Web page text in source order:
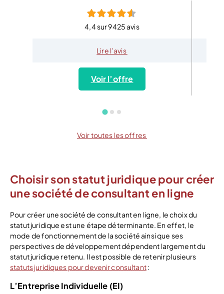
4,4 sur 9425 avis
Lire l’avis
Voir l’offre
Voir toutes les offres
Choisir son statut juridique pour créer
une société de consultant en ligne
Pour créer une société de consultant en ligne, le choix du
statut juridique est une étape déterminante. En effet, le
mode de fonctionnement de la société ainsi que ses
perspectives de développement dépendent largement du
statut juridique retenu. Il est possible de retenir plusieurs
statuts juridiques pour devenir consultant:
L’Entreprise Individuelle (EI)